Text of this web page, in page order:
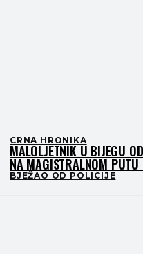
CRNA HRONIKA
MALOLJETNIK U BIJEGU
NA MAGISTRALNOM
BJEŽAO OD POLICIJE